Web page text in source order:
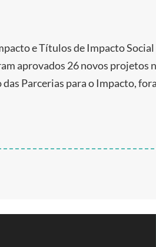
e Títulos de Impacto Social
aprovados 26 novos projetos
Parcerias para o Impacto,